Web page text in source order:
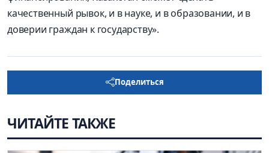
качественный рывок, и в науке, и в образовании, и в
доверии граждан к государству».
Поделиться
ЧИТАЙТЕ ТАКЖЕ